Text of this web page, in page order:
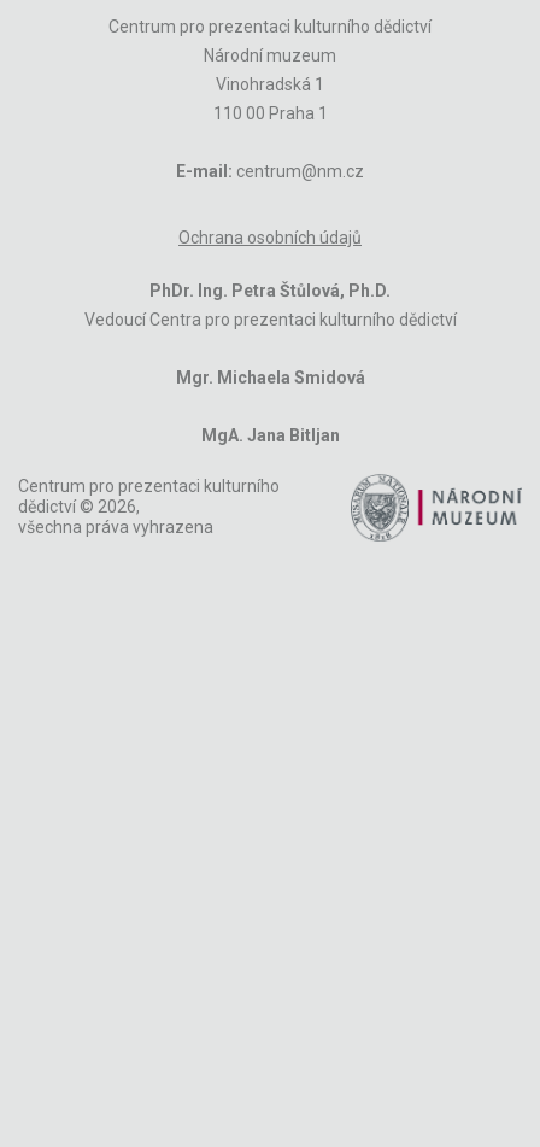
Centrum pro prezentaci kulturního dědictví
Národní muzeum
Vinohradská 1
110 00 Praha 1
E-mail: centrum@nm.cz
Ochrana osobních údajů
PhDr. Ing. Petra Štůlová, Ph.D.
Vedoucí Centra pro prezentaci kulturního dědictví
Mgr. Michaela Smidová
MgA. Jana Bitljan
Centrum pro prezentaci kulturního
dědictví © 2026,
všechna práva vyhrazena